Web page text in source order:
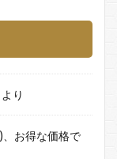
より
、お得な価格で